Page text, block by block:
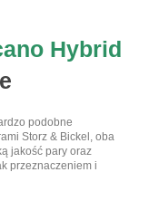
Hybrid
podobne
Storz & Bickel, oba
jakość pary oraz
przeznaczeniem i